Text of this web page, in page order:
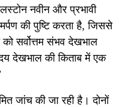
नवीन और प्रभावी
की पुष्टि करता है, जिससे
को सर्वोत्तम संभव देखभाल
देखभाल की किताब में एक
जांच की जा रही है। दोनों